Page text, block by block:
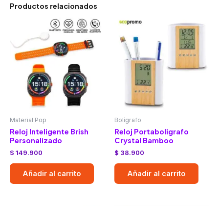
Productos relacionados
Material Pop
Reloj Inteligente Brish
Personalizado
$ 149.900
Añadir al carrito
Bolígrafo
Reloj Portaboligrafo
Crystal Bamboo
$ 38.900
Añadir al carrito